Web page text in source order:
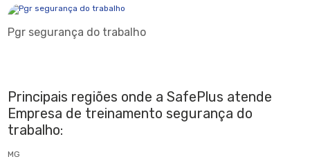
Pgr segurança do trabalho
Principais regiões onde a SafePlus atende
Empresa de treinamento segurança do
trabalho:
MG